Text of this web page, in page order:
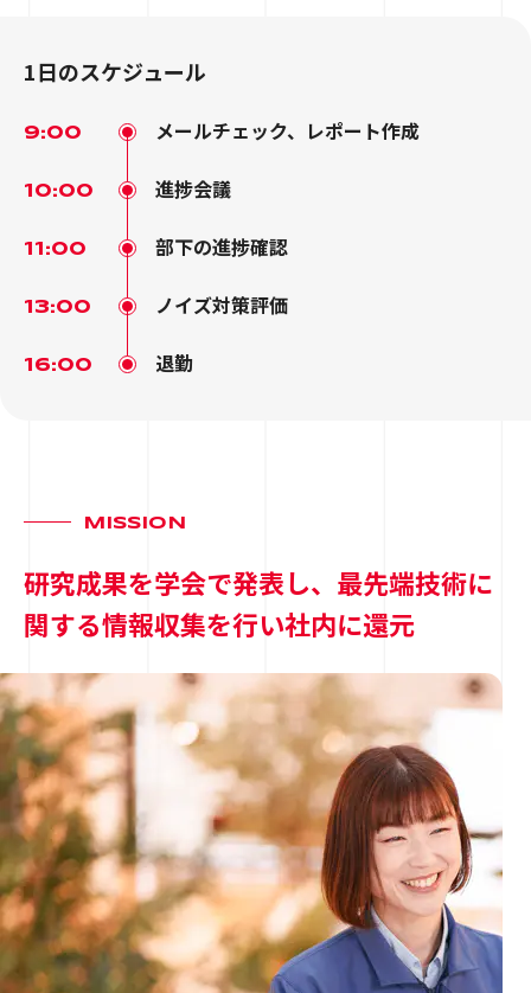
1日のスケジュール
9:00 メールチェック、レポート作成
10:00 進捗会議
11:00 部下の進捗確認
13:00 ノイズ対策評価
16:00 退勤
MISSION
研究成果を学会で発表し、最先端技術に
関する情報収集を行い社内に還元